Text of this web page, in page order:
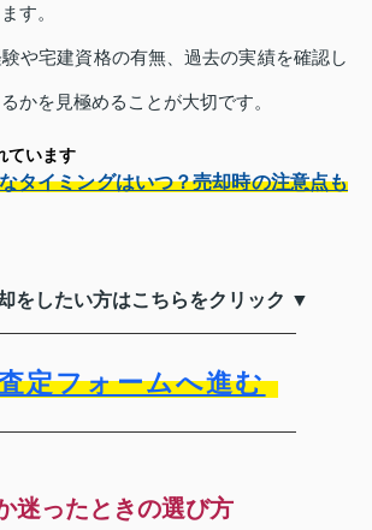
す。
や宅建資格の有無、過去の実績を確認し
かを見極めることが大切です。
ています
タイミングはいつ？売却時の注意点も
をしたい方はこちらをクリック ▼
定フォームへ進む
迷ったときの選び方